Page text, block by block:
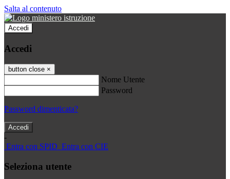
Salta al contenuto
Accedi
Accedi
button close ×
Nome Utente
Password
Password dimenticata?
-
Entra con SPID Entra con CIE
Seleziona utente